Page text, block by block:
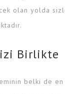
olan yolda
Birlikte
belki de en